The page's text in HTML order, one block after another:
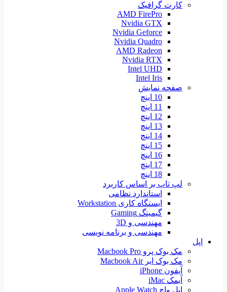
کارت گرافیک
AMD FirePro
Nvidia GTX
Nvidia Geforce
Nvidia Quadro
AMD Radeon
Nvidia RTX
Intel UHD
Intel Iris
صفحه نمایش
10 اینچ
11 اینچ
12 اینچ
13 اینچ
14 اینچ
15 اینچ
16 اینچ
17 اینچ
18 اینچ
لپ تاپ بر اساس کاربرد
استاندارد نظامی
ایستگاه کاری Workstation
گیمینگ Gaming
مهندسی و 3D
مهندسی و برنامه نویسی
اپل
مک بوک پرو Macbook Pro
مک بوک ایر Macbook Air
آیفون iPhone
آیمک iMac
اپل واچ Apple Watch